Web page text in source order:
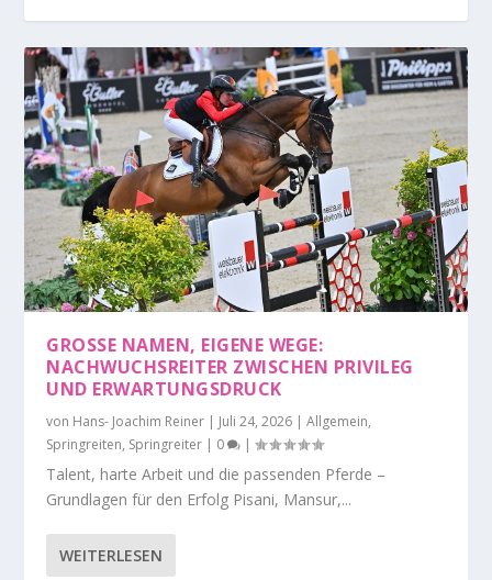
GROSSE NAMEN, EIGENE WEGE: N
ACHWUCHSREITER ZWISCHEN PRIVILEG U
ND ERWARTUNGSDRUCK
von Hans- Joachim Reiner Juli 24, 2026 |Allgemein,
Springreiten, Springreiter 0 |
Talent, harte Arbeit und die passenden Pferde –
Grundlagen für den Erfolg Pisani, Mansur,...
WEITERLESEN